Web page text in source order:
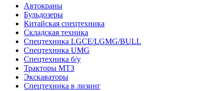
Автокраны
Бульдозеры
Китайская спецтехника
Складская техника
Спецтехника LGCE/LGMG/BULL
Спецтехника UMG
Спецтехника б/у
Тракторы МТЗ
Экскаваторы
Спецтехника в лизинг